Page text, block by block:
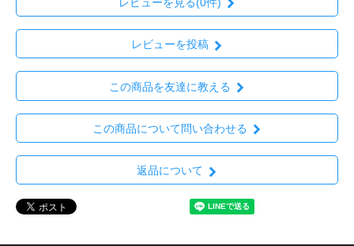
レビューを投稿
この商品を友達に教える
この商品について問い合わせる
返品について